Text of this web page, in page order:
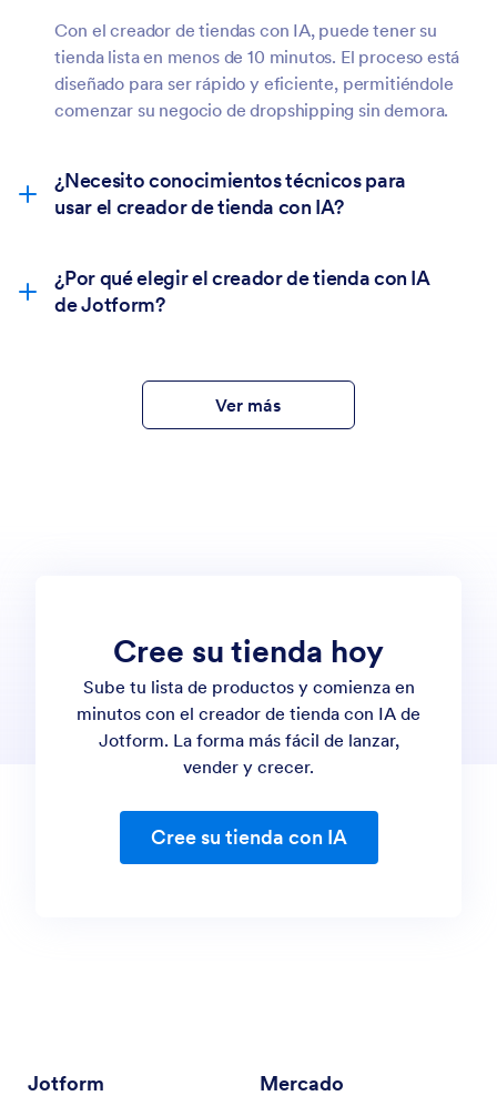
Con el creador de tiendas con IA, puede tener su
tienda lista en menos de 10 minutos. El proceso está
diseñado para ser rápido y eficiente, permitiéndole
comenzar su negocio de dropshipping sin demora.
¿Necesito conocimientos técnicos para
usar el creador de tienda con IA?
¿Por qué elegir el creador de tienda con IA
de Jotform?
encargue del trabajo pesado para que pueda
concentrarse en su negocio.
Ver más
Cree su tienda hoy
Sube tu lista de productos y comienza en
minutos con el creador de tienda con IA de
Jotform. La forma más fácil de lanzar,
vender y crecer.
Cree su tienda con IA
Jotform Mercado